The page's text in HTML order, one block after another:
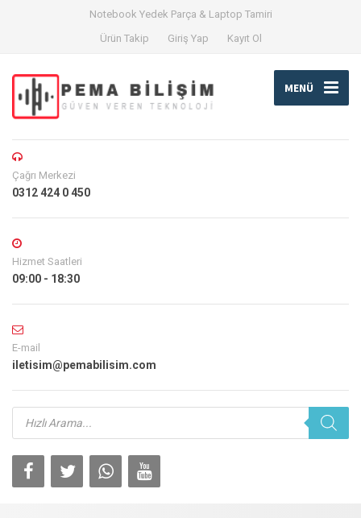
Notebook Yedek Parça & Laptop Tamiri
Ürün Takip
Giriş Yap Kayıt Ol
MENÜ
Çağrı Merkezi
0312 424 0 450
Hizmet Saatleri
09:00 - 18:30
E-mail
iletisim@pemabilisim.com
Products
search